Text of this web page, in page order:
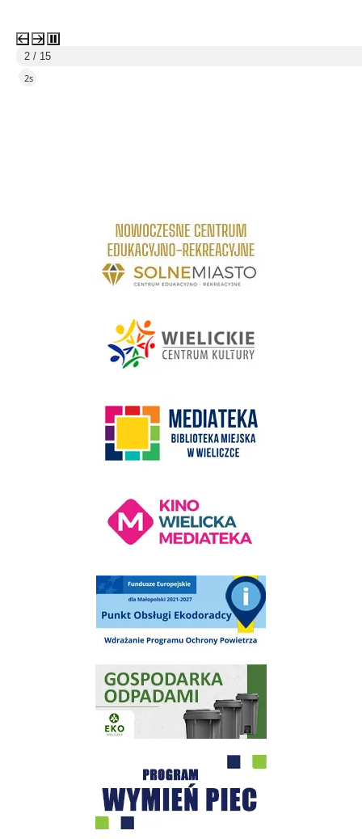
3 / 15
5s
link do strony Centrum Edukacyjno Rekreacyjne
Punkt Obsługi Ekodoradcy Wieliczka
Gospodarka odpadami na terenie Miasta i Gminy Wieliczka
Program "Czyste Powietrze" - Wieliczka